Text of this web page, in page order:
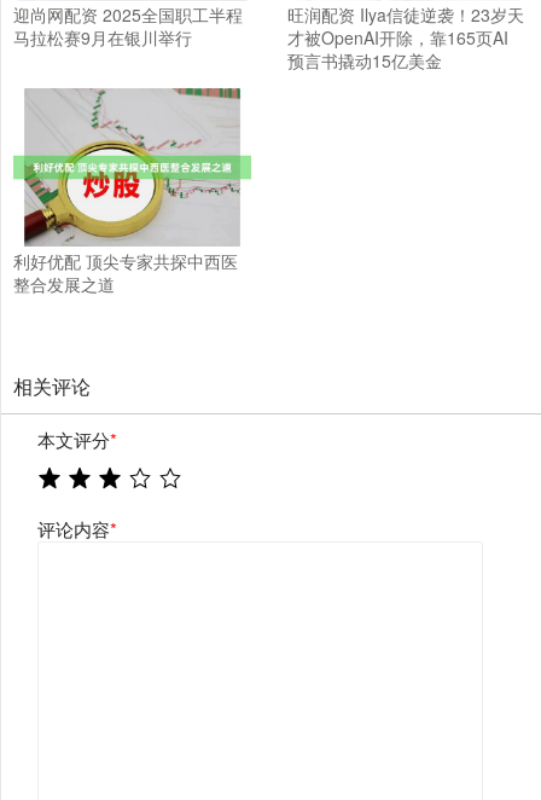
迎尚网配资 2025全国职工半程
马拉松赛9月在银川举行
旺润配资 Ilya信徒逆袭！23岁天
才被OpenAI开除，靠165页AI
预言书撬动15亿美金
利好优配 顶尖专家共探中西医
整合发展之道
相关评论
本文评分*
评论内容*